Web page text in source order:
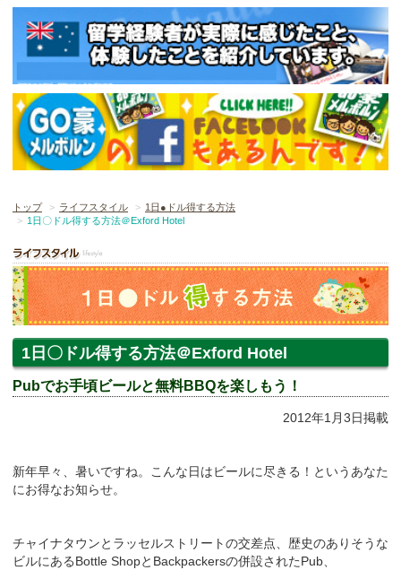
トップ ライフスタイル
1日●ドル得する方法
1日〇ドル得する方法＠Exford Hotel
1日〇ドル得する方法＠Exford Hotel
Pubでお手頃ビールと無料BBQを楽しもう！
2012年1月3日掲載
新年早々、暑いですね。こんな日はビールに尽きる！というあなた
にお得なお知らせ。
チャイナタウンとラッセルストリートの交差点、歴史のありそうな
ビルにあるBottle ShopとBackpackersの併設されたPub、